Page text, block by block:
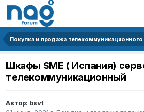
Шкафы SME ( Испания)
телекоммуникационный
Автор: bsvt